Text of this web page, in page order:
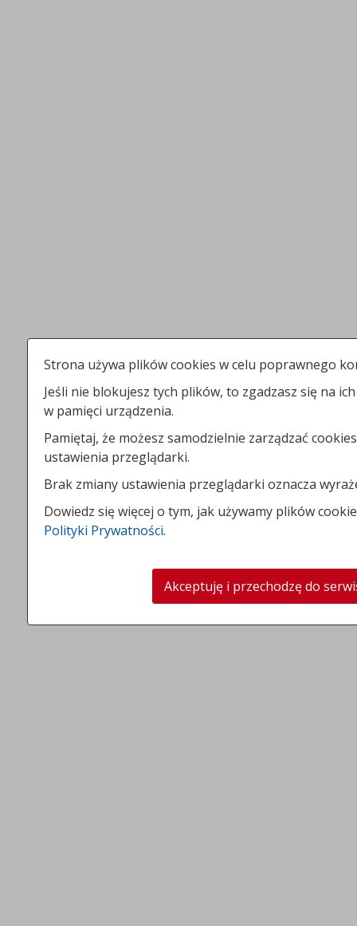
Strona używa plików cookies w celu poprawnego
Jeśli nie blokujesz tych plików, to zgadzasz się na
w pamięci urządzenia.
Pamiętaj, że możesz samodzielnie zarządzać
ustawienia przeglądarki.
Brak zmiany ustawienia przeglądarki oznacza
Dowiedz się więcej o tym, jak używamy plików
Polityki Prywatności.
Akceptuję i przechodzę do